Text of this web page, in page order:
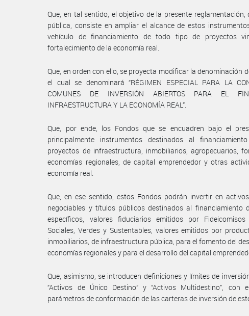
Que, en tal sentido, el objetivo de la presente
pública, consiste en ampliar el alcance de estos
vehículo de financiamiento de todo tipo de proyectos
fortalecimiento de la economía real.
Que, en orden con ello, se proyecta modificar la denominación
el cual se denominará “RÉGIMEN ESPECIAL PARA LA
COMUNES DE INVERSIÓN ABIERTOS PARA EL
INFRAESTRUCTURA Y LA ECONOMÍA REAL”.
Que, por ende, los Fondos que se encuadren bajo el
principalmente instrumentos destinados al
proyectos de infraestructura, inmobiliarios, agropecuarios,
economías regionales, de capital emprendedor y otras
economía real.
Que, en ese sentido, estos Fondos podrán invertir en
negociables y títulos públicos destinados al financiamiento
específicos, valores fiduciarios emitidos por Fideicomisos
Sociales, Verdes y Sustentables, valores emitidos por
inmobiliarios, de infraestructura pública, para el fomento del
economías regionales y para el desarrollo del capital
Que, asimismo, se introducen definiciones y límites de
“Activos de Único Destino” y “Activos Multidestino”,
parámetros de conformación de las carteras de inversión de